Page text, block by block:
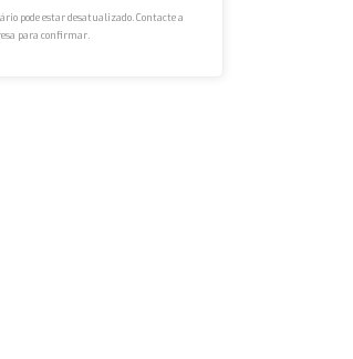
pode estar desatualizado. Contacte a
para confirmar.